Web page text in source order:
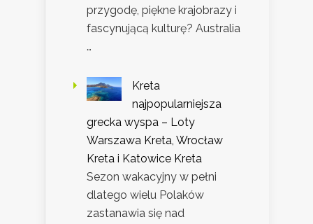
przygodę, piękne krajobrazy i
fascynującą kulturę? Australia
…
Kreta
najpopularniejsza
grecka wyspa – Loty
Warszawa Kreta, Wrocław
Kreta i Katowice Kreta
Sezon wakacyjny w pełni
dlatego wielu Polaków
zastanawia się nad